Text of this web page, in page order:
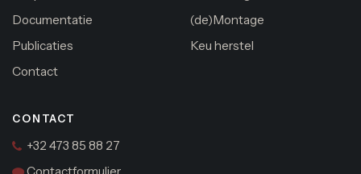
Documentatie
Publicaties
Contact
(de)Montage
Keu herstel
CONTACT
+32 473 85 88 27